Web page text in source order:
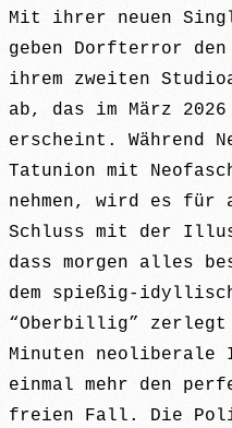
Mit ihrer neuen
geben Dorfterror
ihrem zweiten
ab, das im März
erscheint. Während
Tatunion mit
nehmen, wird es für
Schluss mit der
dass morgen alles
dem spießig-
“Oberbillig” zerlegt
Minuten
einmal mehr den
freien Fall. Die